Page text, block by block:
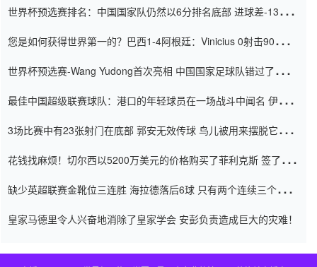
世界杯预选赛排名：中国国家队仍然以6分排名底部 进球差-13令人
您是如何获得世界第一的？巴西1-4阿根廷：Vinicius 0射击90分钟
世界杯预选赛-Wang Yudong首次亮相 中国国家足球队错过了世界
最佳中国超级联赛球队：港口的年轻球员在一场战斗中闻名 伊万放
3场比赛中有23张射门在底部 郭安无效传球 鸟儿被用来摆脱它
花钱找麻烦！切尔西以5200万美元的价格购买了菲利克斯 签了7年
缺少英超联赛金靴位三连胜 海拉德落后6球 只有两个连续三个连续
皇家马德里令人兴奋地消除了皇家学会 安彭负责造成巨大的灾难！